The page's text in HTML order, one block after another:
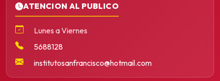
ATENCION AL PUBLICO
Lunes a Viernes
5688128
institutosanfrancisco@hotmail.com